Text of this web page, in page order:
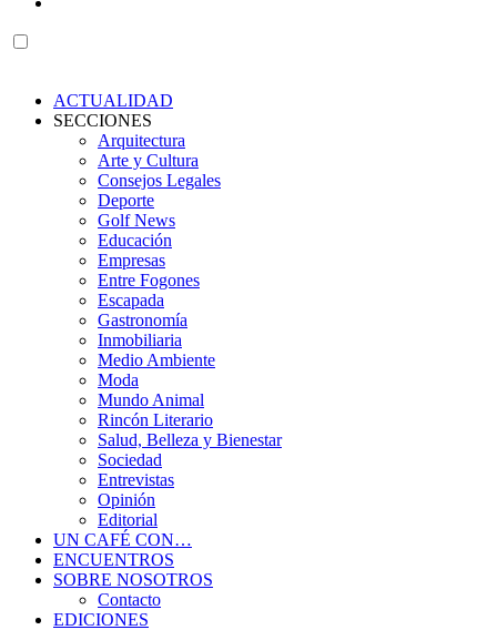
ACTUALIDAD
SECCIONES
Arquitectura
Arte y Cultura
Consejos Legales
Deporte
Golf News
Educación
Empresas
Entre Fogones
Escapada
Gastronomía
Inmobiliaria
Medio Ambiente
Moda
Mundo Animal
Rincón Literario
Salud, Belleza y Bienestar
Sociedad
Entrevistas
Opinión
Editorial
UN CAFÉ CON…
ENCUENTROS
SOBRE NOSOTROS
Contacto
EDICIONES